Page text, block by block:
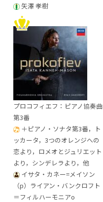
矢澤 孝樹
プロコフィエフ：ピアノ協奏曲
第3番
＋ピアノ・ソナタ第3番，ト
ッカータ，3つのオレンジへの
恋より，ロメオとジュリエット
より，シンデレラより，他
イサタ・カネー=メイソン
（p）ライアン・バンクロフト
＝フィルハーモニアo